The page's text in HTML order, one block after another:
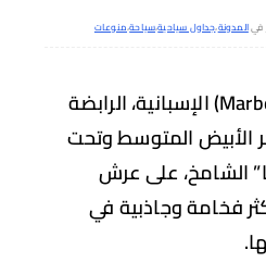
سياحية،سياحة،منوعات
الرابضة
المتوسط وتحت
على عرش
وجاذبية في